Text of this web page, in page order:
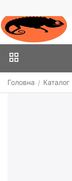
Головна / Каталог